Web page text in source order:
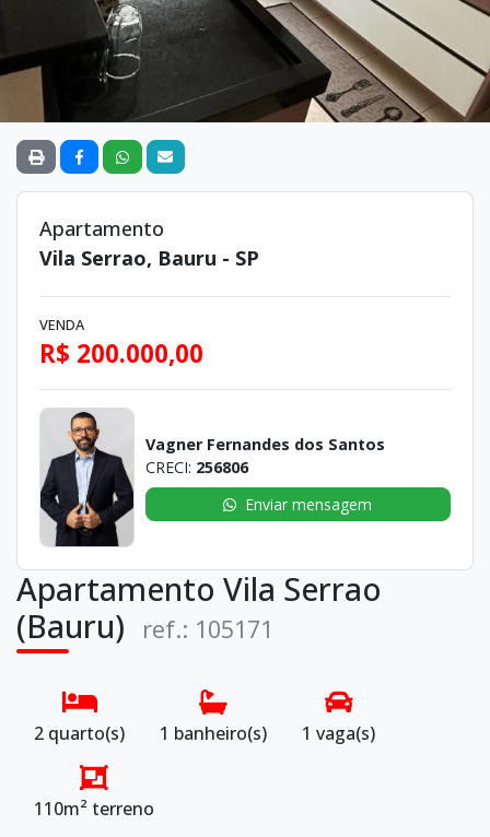
Apartamento
Vila Serrao, Bauru - SP
VENDA
R$ 200.000,00
Vagner Fernandes dos Santos
CRECI: 256806
Enviar mensagem
Apartamento Vila Serrao
(Bauru)
ref.: 105171
2 quarto(s) 1 banheiro(s) 1 vaga(s)
110m² terreno